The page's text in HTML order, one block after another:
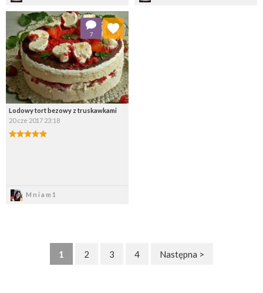
Lodowy tort bezowy z truskawkami
20 cze 2017 23:18
Mniam1
7
Dodaj do ulubionych
Wybierz listę:
1 2 3 4 Następna >